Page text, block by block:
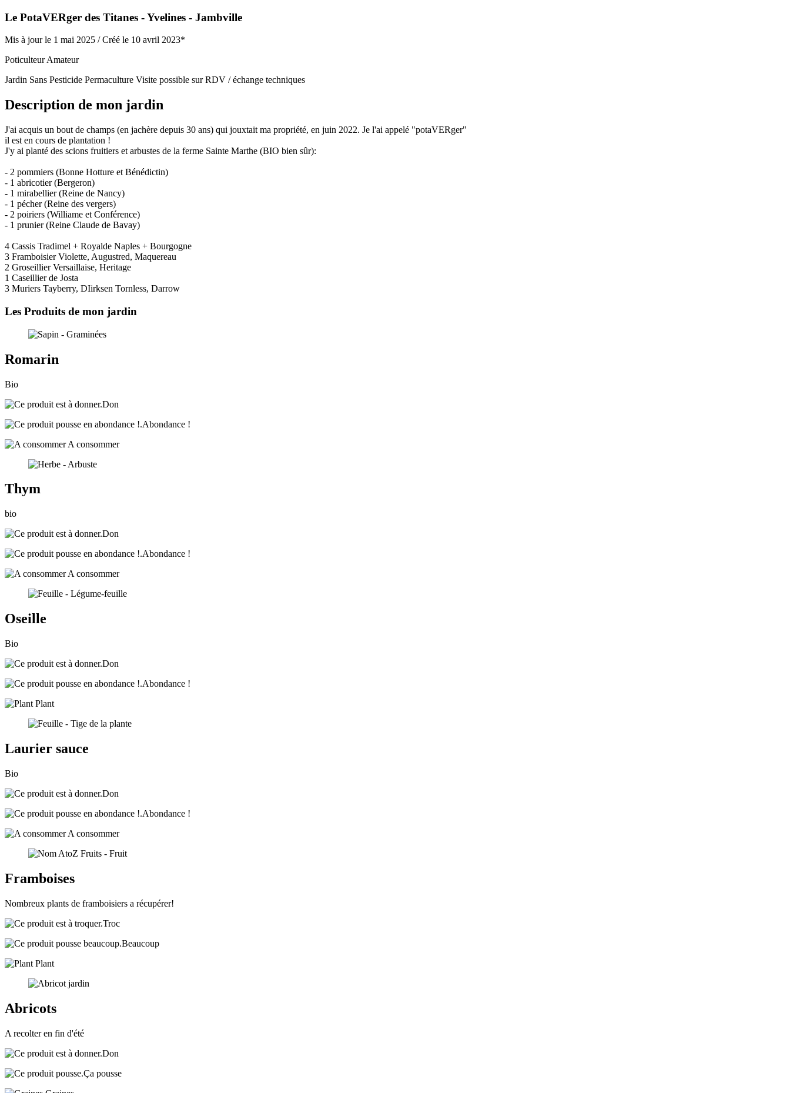
Le PotaVERger des Titanes - Yvelines - Jambville
Mis à jour le 1 mai 2025 /Créé le 10 avril 2023*
Poticulteur Amateur
Jardin Sans Pesticide Permaculture Visite possible sur RDV / échange techniques
Description de mon jardin
J'ai acquis un bout de champs (en jachère depuis 30 ans) qui jouxtait ma propriété, en juin 2022. Je l'ai appelé "potaVERger"
il est en cours de plantation !
J'y ai planté des scions fruitiers et arbustes de la ferme Sainte Marthe (BIO bien sûr):
- 2 pommiers (Bonne Hotture et Bénédictin)
- 1 abricotier (Bergeron)
- 1 mirabellier (Reine de Nancy)
- 1 pécher (Reine des vergers)
- 2 poiriers (Williame et Conférence)
- 1 prunier (Reine Claude de Bavay)
4 Cassis Tradimel + Royalde Naples + Bourgogne
3 Framboisier Violette, Augustred, Maquereau
2 Groseillier Versaillaise, Heritage
1 Caseillier de Josta
3 Muriers Tayberry, DIirksen Tornless, Darrow
Les Produits de mon jardin
Romarin
Bio
Don
Abondance !
A consommer
Thym
bio
Don
Abondance !
A consommer
Oseille
Bio
Don
Abondance !
Plant
Laurier sauce
Bio
Don
Abondance !
A consommer
Framboises
Nombreux plants de framboisiers a récupérer!
Troc
Beaucoup
Plant
Abricots
A recolter en fin d'été
Don
Ça pousse